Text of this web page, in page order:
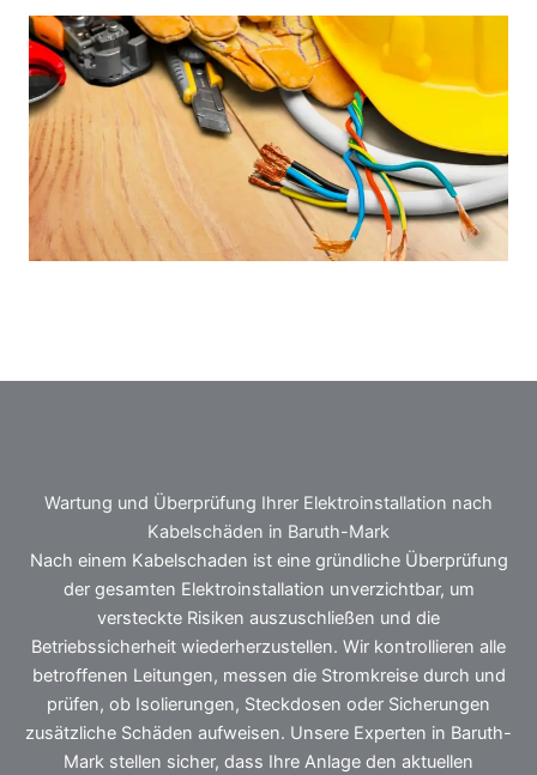
Wartung und Überprüfung Ihrer Elektroinstallation nach
Kabelschäden in Baruth-Mark
Nach einem Kabelschaden ist eine gründliche Überprüfung
der gesamten Elektroinstallation unverzichtbar, um
versteckte Risiken auszuschließen und die
Betriebssicherheit wiederherzustellen. Wir kontrollieren alle
betroffenen Leitungen, messen die Stromkreise durch und
prüfen, ob Isolierungen, Steckdosen oder Sicherungen
zusätzliche Schäden aufweisen. Unsere Experten in Baruth-
Mark stellen sicher, dass Ihre Anlage den aktuellen